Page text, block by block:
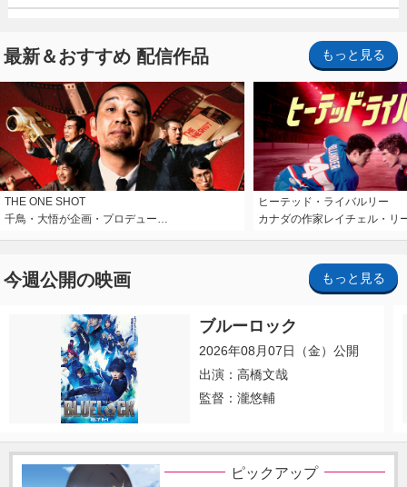
最新＆おすすめ 配信作品 もっと見る
THE ONE SHOT
千鳥・大悟が企画・プロデュー…
ヒーテッド・ライバルリー
カナダの作家レイチェル・リ
今週公開の映画 もっと見る
ブルーロック
2026年08月07日（金）公開
出演：高橋文哉
監督：瀧悠輔
ピックアップ